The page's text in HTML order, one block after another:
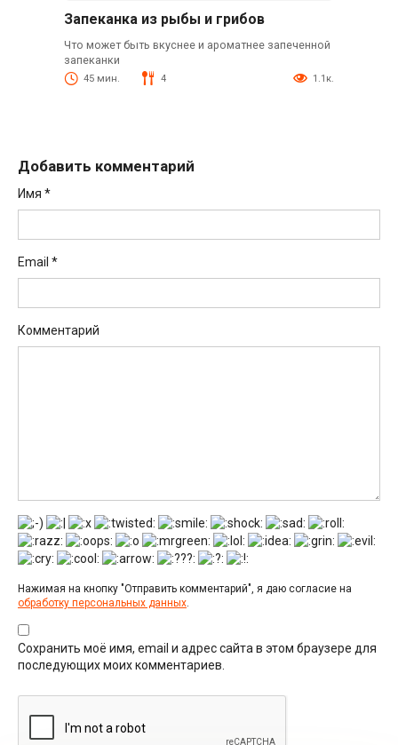
Запеканка из рыбы и грибов
Что может быть вкуснее и ароматнее запеченной
запеканки
45 мин. 4 1.1к.
Добавить комментарий
Имя *
Email *
Комментарий
Нажимая на кнопку "Отправить комментарий", я даю согласие на
обработку персональных данных.
Сохранить моё имя, email и адрес сайта в этом браузере для
последующих моих комментариев.